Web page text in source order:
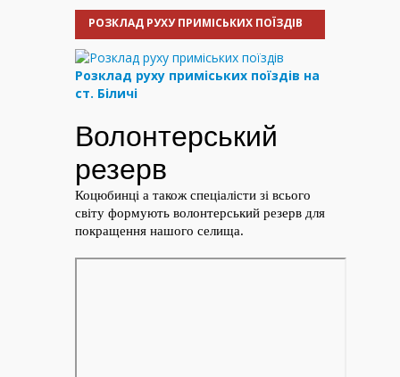
РОЗКЛАД РУХУ ПРИМІСЬКИХ ПОЇЗДІВ
Розклад руху приміських поїздів на
ст. Біличі